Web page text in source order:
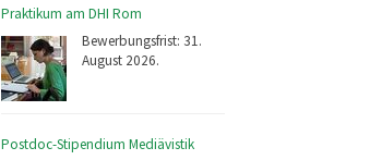
Praktikum am DHI Rom
Bewerbungsfrist: 31.
August 2026.
Postdoc-Stipendium Mediävistik